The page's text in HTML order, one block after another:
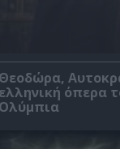
Θεοδώρα,
ελληνική όπερα
Ολύμπια